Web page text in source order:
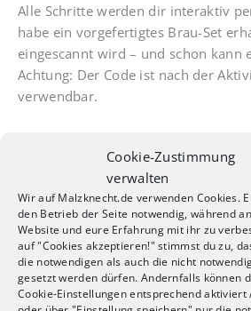
Cookie-Zustimmung
verwalten
Wir auf Malzknecht.de verwenden Cookies.
den Betrieb der Seite notwendig, während
Website und eure Erfahrung mit ihr zu
auf "Cookies akzeptieren!" stimmst du zu,
die notwendigen als auch die nicht
gesetzt werden dürfen. Andernfalls können
Cookie-Einstellungen entsprechend
Alle Schritte werden dir interaktiv
habe ein vorgefertigtes Brau-Set
eingescannt wird – und schon kann
Achtung: Der Code ist nach der
verwendbar.